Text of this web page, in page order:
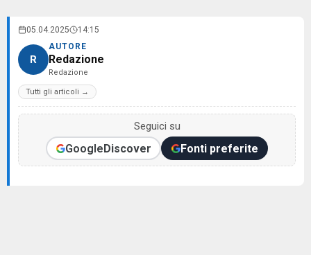
05.04.2025 14:15
R
AUTORE
Redazione
Redazione
Tutti gli articoli →
Seguici su
GoogleDiscover Fonti preferite